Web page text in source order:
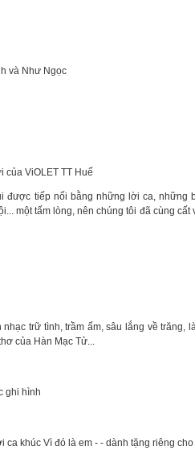
và Như Ngọc
của ViOLET TT Huế
được tiếp nối bằng những lời ca, những
một tấm lòng, nên chúng tôi đã cùng cất
trữ tình, trầm ấm, sâu lắng về trăng,
của Hàn Mạc Tử...
ghi hình
ca khúc Vì đó là em - - dành tặng riêng cho